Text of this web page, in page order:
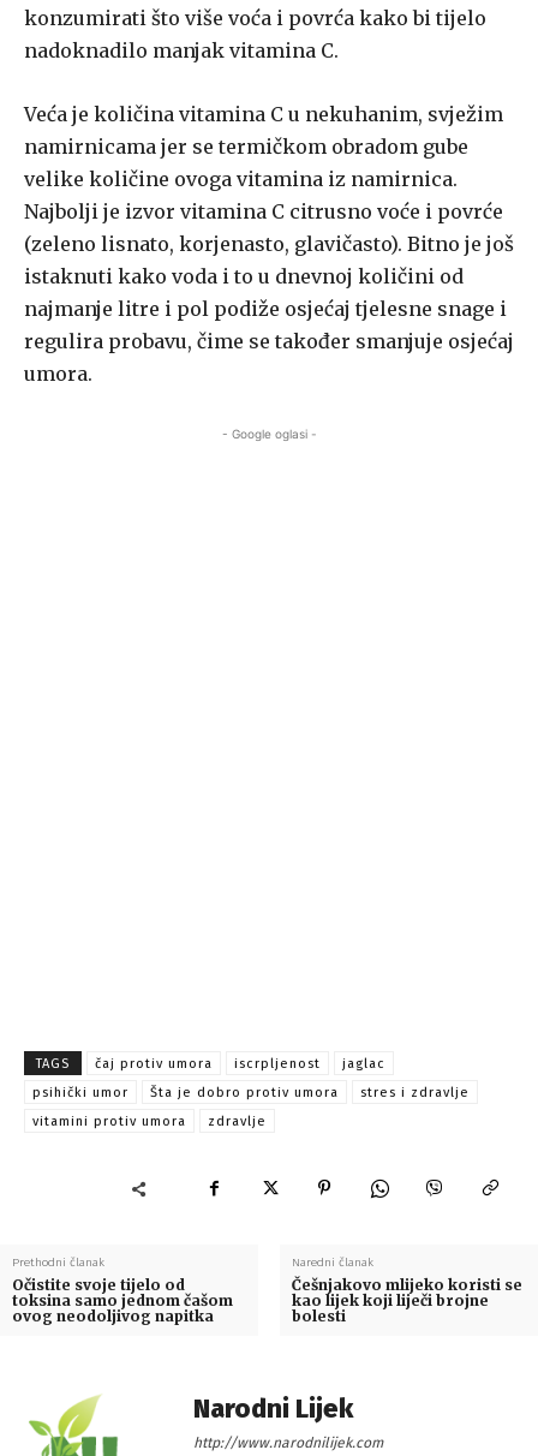
konzumirati što više voća i povrća kako bi tijelo
nadoknadilo manjak vitamina C.
Veća je količina vitamina C u nekuhanim, svježim
namirnicama jer se termičkom obradom gube
velike količine ovoga vitamina iz namirnica.
Najbolji je izvor vitamina C citrusno voće i povrće
(zeleno lisnato, korjenasto, glavičasto). Bitno je još
istaknuti kako voda i to u dnevnoj količini od
najmanje litre i pol podiže osjećaj tjelesne snage i
regulira probavu, čime se također smanjuje osjećaj
umora.
- Google oglasi -
TAGS čaj protiv umora iscrpljenost
jaglac
psihički umor
Šta je dobro protiv umora
stres i zdravlje
vitamini protiv umora
zdravlje
Prethodni članak
Očistite svoje tijelo od
toksina samo jednom čašom
ovog neodoljivog napitka
Naredni članak
Češnjakovo mlijeko koristi se
kao lijek koji liječi brojne
bolesti
Narodni Lijek
http://www.narodnilijek.com